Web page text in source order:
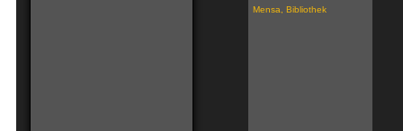
Mensa, Bibliothek